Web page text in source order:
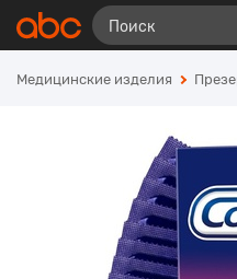
Медицинские изделия